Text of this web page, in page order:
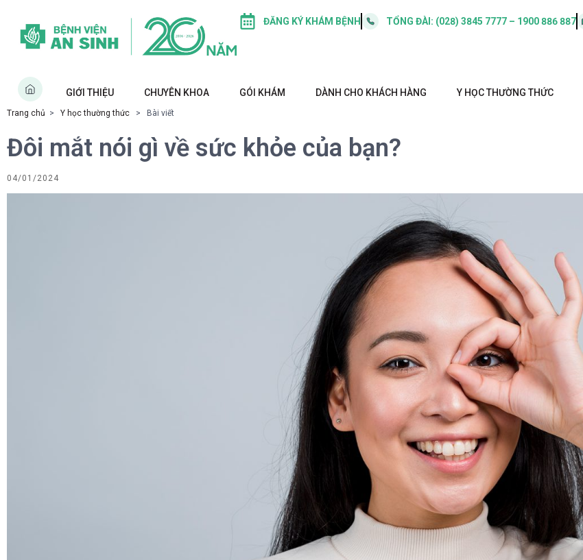
ĐĂNG KÝ KHÁM BỆNH TỔNG ĐÀI: (028) 3845 7777 – 1900 886 887
GIỚI THIỆU CHUYÊN KHOA GÓI KHÁM DÀNH CHO KHÁCH HÀNG Y HỌC THƯỜNG THỨC
Trang chủ > Y học thường thức > Bài viết
Đôi mắt nói gì về sức khỏe của bạn?
04/01/2024